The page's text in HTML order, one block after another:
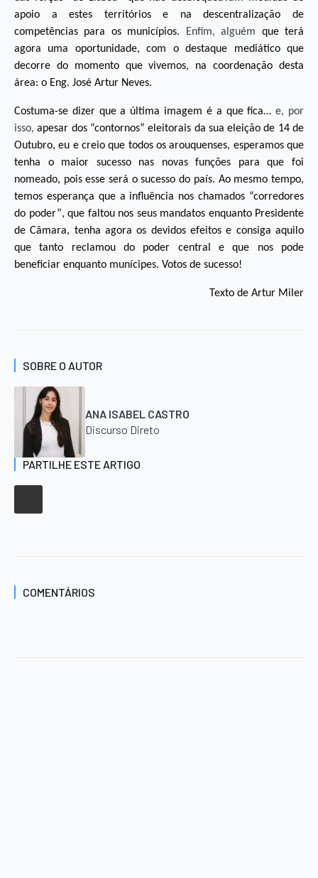
apoio a estes territórios e na descentralização de
competências para os municípios.
Enfim, alguém que terá
agora uma oportunidade, com o destaque mediático que
decorre do momento que vivemos, na coordenação desta
área: o Eng. José Artur Neves.
Costuma-se dizer que a última imagem é a que fica…e, por
isso, apesar dos “contornos” eleitorais da sua eleição de 14 de
Outubro, eu e creio que todos os arouquenses, esperamos que
tenha o maior sucesso nas novas funções para que foi
nomeado, pois esse será o sucesso do país. Ao mesmo tempo,
temos esperança que a influência nos chamados “corredores
do poder”, que faltou nos seus mandatos enquanto Presidente
de Câmara, tenha agora os devidos efeitos e consiga aquilo
que tanto reclamou do poder central e que nos pode
beneficiar enquanto munícipes. Votos de sucesso!
Texto de Artur Miler
SOBRE O AUTOR
ANA ISABEL CASTRO
Discurso Direto
PARTILHE ESTE ARTIGO
COMENTÁRIOS